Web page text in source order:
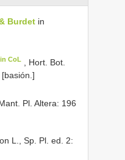
Burdet in
CoL
, Hort. Bot.
Pl. Altera: 196
L., Sp. Pl. ed. 2: